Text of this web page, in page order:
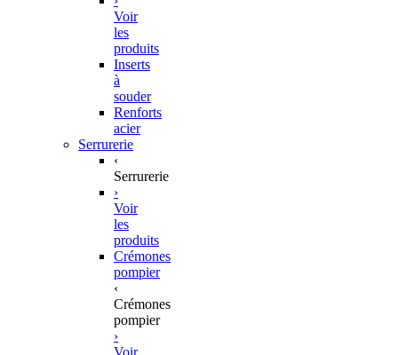
Voir
les
produits
Inserts
à
souder
Renforts
acier
Serrurerie
‹
Serrurerie
›
Voir
les
produits
Crémones
pompier
‹
Crémones
pompier
›
Voir